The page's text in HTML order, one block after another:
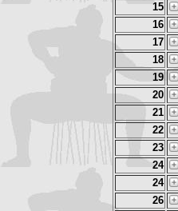
15
16
17
18
19
20
21
22
23
24
24
26